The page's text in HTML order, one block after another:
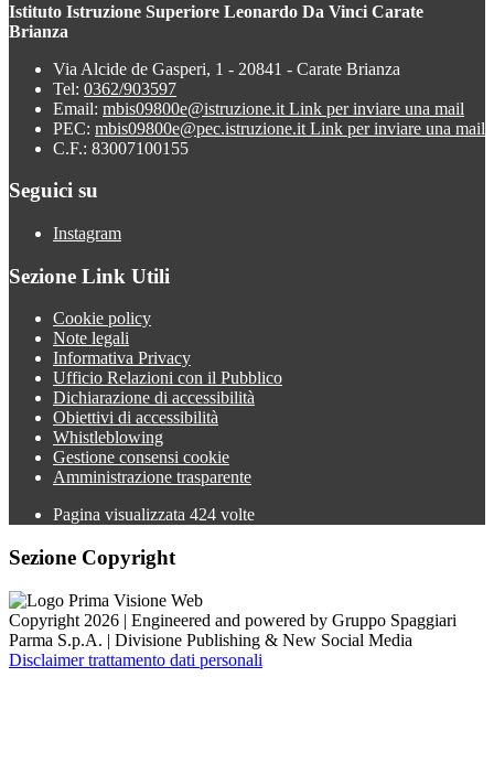
Istituto Istruzione Superiore Leonardo Da Vinci Carate
Brianza
Via Alcide de Gasperi, 1 - 20841 - Carate Brianza
Tel: 0362/903597
Email: mbis09800e@istruzione.it Link per inviare una mail
PEC: mbis09800e@pec.istruzione.it Link per inviare una mail
C.F.: 83007100155
Seguici su
Instagram
Sezione Link Utili
Cookie policy
Note legali
Informativa Privacy
Ufficio Relazioni con il Pubblico
Dichiarazione di accessibilità
Obiettivi di accessibilità
Whistleblowing
Gestione consensi cookie
Amministrazione trasparente
Pagina visualizzata 424 volte
Sezione Copyright
Copyright 2026 | Engineered and powered by Gruppo Spaggiari
Parma S.p.A. | Divisione Publishing & New Social Media
Disclaimer trattamento dati personali